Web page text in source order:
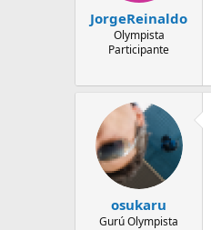
JorgeReinaldo
Olympista
Participante
osukaru
Gurú Olympista